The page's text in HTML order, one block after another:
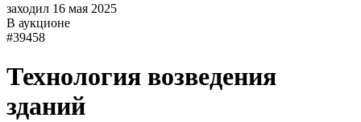
заходил 16 мая 2025
В аукционе
#39458
Технология возведения
зданий